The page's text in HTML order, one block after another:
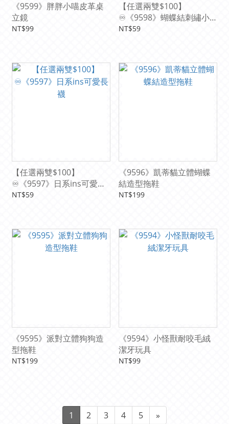
《9599》胖胖小喵皮革桌
立鏡
NT$99
【任選兩雙$100】
♾️《9598》蝴蝶結刺繡小
狗長襪
NT$59
【任選兩雙$100】
♾️《9597》日系ins可愛長
襪
NT$59
《9596》凱蒂貓立體蝴蝶
結造型拖鞋
NT$199
《9595》派對立體狗狗造
型拖鞋
NT$199
《9594》小怪獸耐咬毛絨
潔牙玩具
NT$99
1 2 3 4 5 »